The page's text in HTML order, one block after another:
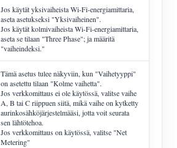
Jos käytät yksivaiheista Wi-Fi-energiamittaria,
aseta asetukseksi "Yksivaiheinen".
Jos käytät kolmivaiheista Wi-Fi-energiamittaria,
aseta se tilaan "Three Phase"; ja määritä
"vaiheindeksi."
Tämä asetus tulee näkyviin, kun "Vaihetyyppi"
on asetettu tilaan "Kolme vaihetta".
Jos verkkomittaus ei ole käytössä, valitse vaihe
A, B tai C riippuen siitä, mikä vaihe on kytketty
aurinkosähköjärjestelmääsi, jotta voit seurata
sen lähtötehoa.
Jos verkkomittaus on käytössä, valitse "Net
Metering"